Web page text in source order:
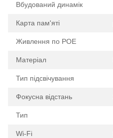
Вбудований динамік
Карта пам'яті
Живлення по POE
Матеріал
Тип підсвічування
Фокусна відстань
Тип
Wi-Fi